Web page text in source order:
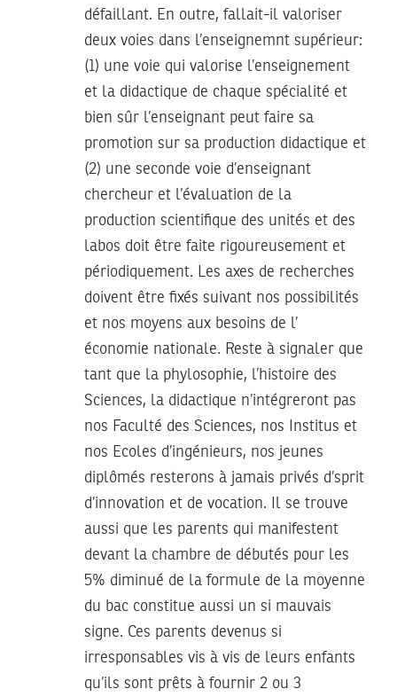
défaillant. En outre, fallait-il valoriser
deux voies dans l’enseignemnt supérieur:
(1) une voie qui valorise l’enseignement
et la didactique de chaque spécialité et
bien sûr l’enseignant peut faire sa
promotion sur sa production didactique et
(2) une seconde voie d’enseignant
chercheur et l’évaluation de la
production scientifique des unités et des
labos doit être faite rigoureusement et
périodiquement. Les axes de recherches
doivent être fixés suivant nos possibilités
et nos moyens aux besoins de l’
économie nationale. Reste à signaler que
tant que la phylosophie, l’histoire des
Sciences, la didactique n’intégreront pas
nos Faculté des Sciences, nos Institus et
nos Ecoles d’ingénieurs, nos jeunes
diplômés resterons à jamais privés d’sprit
d’innovation et de vocation. Il se trouve
aussi que les parents qui manifestent
devant la chambre de débutés pour les
5% diminué de la formule de la moyenne
du bac constitue aussi un si mauvais
signe. Ces parents devenus si
irresponsables vis à vis de leurs enfants
qu’ils sont prêts à fournir 2 ou 3